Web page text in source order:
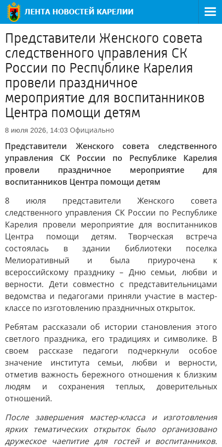
Представители Женского совета
следственного управления СК
России по Республике Карелия
провели праздничное
мероприятие для воспитанников
Центра помощи детям
8 июля 2026, 14:03 Официально
Представители Женского совета следственного
управления СК России по Республике Карелия
провели праздничное мероприятие для
воспитанников Центра помощи детям
8 июля представители Женского совета
следственного управления СК России по Республике
Карелия провели мероприятие для воспитанников
Центра помощи детям. Творческая встреча
состоялась в здании библиотеки поселка
Мелиоративный и была приурочена к
всероссийскому празднику – Дню семьи, любви и
верности. Дети совместно с представительницами
ведомства и педагогами приняли участие в мастер-
классе по изготовлению праздничных открыток.
Ребятам рассказали об истории становления этого
светлого праздника, его традициях и символике. В
своем рассказе педагоги подчеркнули особое
значение института семьи, любви и верности,
отметив важность бережного отношения к близким
людям и сохранения теплых, доверительных
отношений.
После завершения мастер-класса и изготовления
ярких тематических открыток было организовано
дружеское чаепитие для гостей и воспитанников.